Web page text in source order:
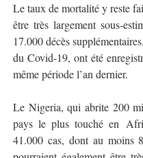
Le taux de mortalité y reste
être très largement sous-
17.000 décès
du Covid-19, ont été
même période l’an dernier.
Le Nigeria, qui abrite 200
pays le plus touché en
41.000 cas, dont au moins